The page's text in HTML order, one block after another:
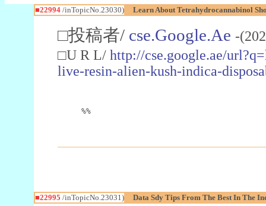
■22994/inTopicNo.23030) Learn About Tetrahydrocannabinol
□投稿者/ cse.Google.Ae -
□U R L/ http://cse.google.ae/
live-resin-alien-kush-indica-
%%
■22995 /inTopicNo.23031) Data Sdy Tips From The Best In The